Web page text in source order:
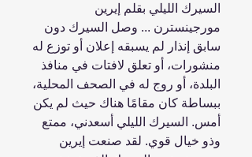
السيرك الليلي بقلم إيرين
مورجينسترن ... وصل السيرك دون
سابق إنذار لم يسبقه إعلان أو توزع له
منشورات، أو تعلق لافتات في منافذ
البلدة، أو روج له في الصحف المحلية،
ببساطة كان مقامًا هناك حيث لم يكن
أمس. السيرك الليلي أسعدني، ممتع
وذو خيال قوي. لقد صنعت إيرين